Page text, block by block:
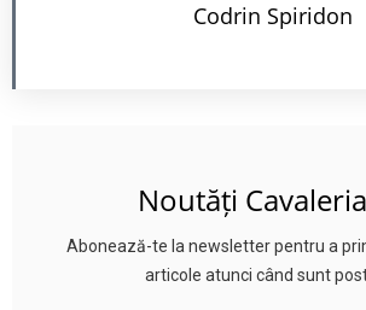
Codrin Spiridon
Noutăți
Abonează-te la newsletter pentru a
articole atunci când sunt